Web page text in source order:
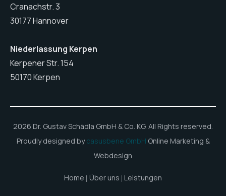
Cranachstr. 3
30177 Hannover
Niederlassung Kerpen
Kerpener Str. 154
50170 Kerpen
2026 Dr. Gustav Schädla GmbH & Co. KG. All Rights reserved.
Proudly designed bycasusbene GmbH Online Marketing &
Webdesign
Home Über uns Leistungen